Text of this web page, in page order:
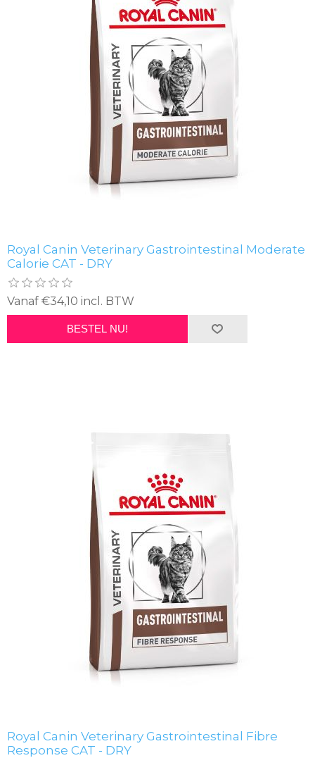
Royal Canin Veterinary Gastrointestinal Moderate
Calorie CAT - DRY
Vanaf €34,10 incl. BTW
BESTEL NU!
Royal Canin Veterinary Gastrointestinal Fibre
Response CAT - DRY